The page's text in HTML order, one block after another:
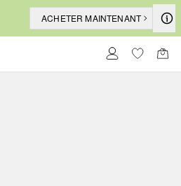
ACHETER MAINTENANT